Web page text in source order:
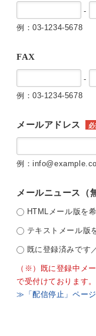
-
例：03-1234-5678
FAX
-
例：03-1234-5678
メールアドレス
例：
メールニュース（
HTMLメール版を
テキストメール版
既に登録済みです
（※）既に登録中メ
で受付けております。
≫「配信停止」ペー